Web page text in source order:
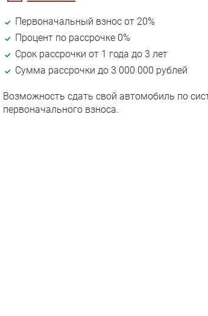
Первоначальный взнос от 20%
Процент по рассрочке 0%
Срок рассрочки от 1 года до 3 лет
Сумма рассрочки до 3 000 000 рублей
Возможность сдать свой автомобиль по
первоначального взноса.